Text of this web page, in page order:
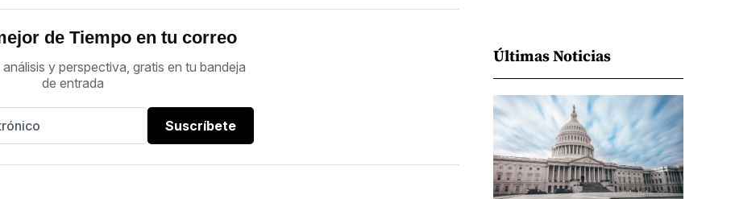
de Tiempo en tu correo
y perspectiva, gratis en tu bandeja
de entrada
Suscríbete
Últimas Noticias